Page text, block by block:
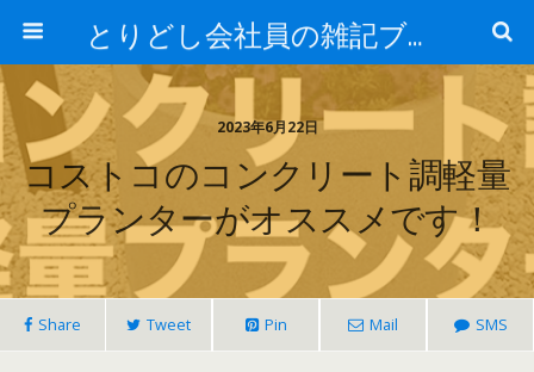
とりどし会社員の雑記ブログ
2023年6月22日
コストコのコンクリート調軽量
プランターがオススメです！
Share Tweet Pin Mail SMS